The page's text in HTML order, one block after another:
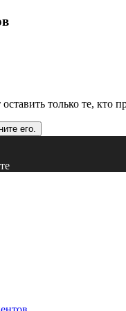
только те, кто
его.